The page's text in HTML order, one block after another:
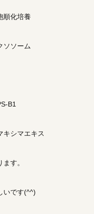
順化培養
ソソーム
B1
シマエキス
す。
いです(^^)